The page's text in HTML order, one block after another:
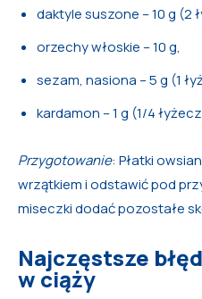
daktyle suszone – 10 g (2
orzechy włoskie – 10 g,
sezam, nasiona – 5 g (1
kardamon – 1 g (1/4
Przygotowanie: Płatki
wrzątkiem i odstawić pod
miseczki dodać pozostałe
Najczęstsze
w ciąży